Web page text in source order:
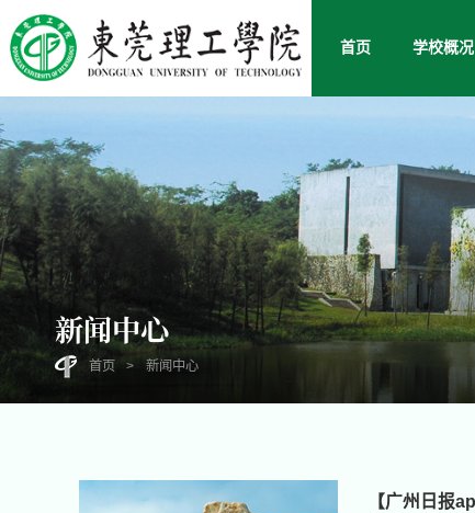
首页 学校概况
新闻中心
首页 > 新闻中心
【广州日报